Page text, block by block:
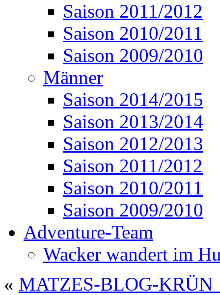
Saison 2011/2012
Saison 2010/2011
Saison 2009/2010
Männer
Saison 2014/2015
Saison 2013/2014
Saison 2012/2013
Saison 2011/2012
Saison 2010/2011
Saison 2009/2010
Adventure-Team
Wacker wandert im
« MATZES-BLOG-